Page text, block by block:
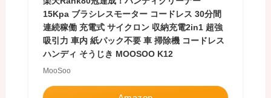
15Kpa ブラシレスモーター コードレス 30分間
連続稼働 充電式 サイクロン 収納充電2in1 超強
吸引力 車内 紙パック不要 車 掃除機 コードレス
ハンディ そうじき MOOSOO K12
MooSoo